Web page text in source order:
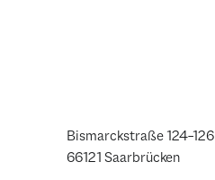
Bismarckstraße 124–126
66121 Saarbrücken